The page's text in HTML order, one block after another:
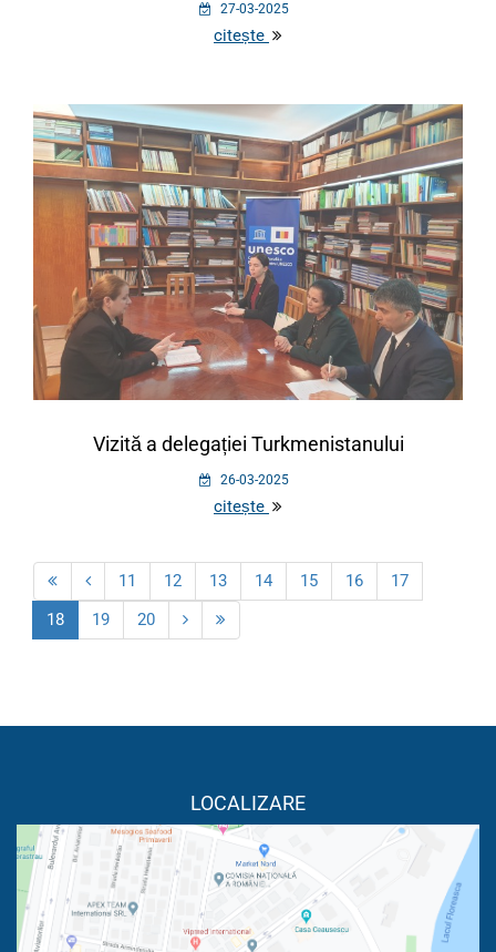
27-03-2025
citește
Vizită a delegației Turkmenistanului
26-03-2025
citește
11 12 13 14 15 16
17
18
19 20
LOCALIZARE